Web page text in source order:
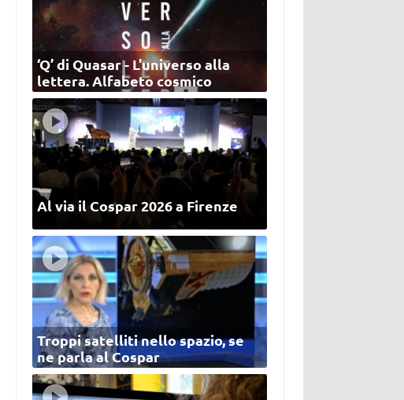
‘Q’ di Quasar - L'universo alla
lettera. Alfabeto cosmico
Al via il Cospar 2026 a Firenze
Troppi satelliti nello spazio, se
ne parla al Cospar